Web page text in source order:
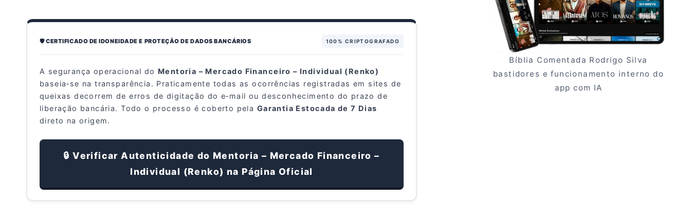
🛡️ CERTIFICADO DE IDONEIDADE E PROTEÇÃO DE DADOS BANCÁRIOS 100% CRIPTOGRAFADO
A segurança operacional do Mentoria – Mercado Financeiro – Individual (Renko)
baseia‑se na transparência. Praticamente todas as ocorrências registradas em sites de
queixas decorrem de erros de digitação do e‑mail ou desconhecimento do prazo de
liberação bancária. Todo o processo é coberto pela Garantia Estocada de 7 Dias
direto na origem.
🔒 Verificar Autenticidade do Mentoria – Mercado Financeiro –
Individual (Renko) na Página Oficial
Bíblia Comentada Rodrigo Silva
bastidores e funcionamento interno do
app com IA